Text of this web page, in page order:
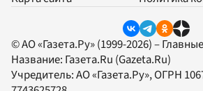
© АО «Газета.Ру» (1999-2026) –
Название: Газета.Ru (Gazeta.Ru)
Учредитель:АО «Газета.Ру», ОГРН